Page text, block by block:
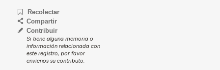
Recolectar
Compartir
Contribuir
Si tiene alguna memoria o
información relacionada con
este registro, por favor
envíenos su contributo.